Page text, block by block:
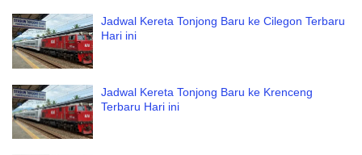
Jadwal Kereta Tonjong Baru ke Cilegon Terbaru
Hari ini
Jadwal Kereta Tonjong Baru ke Krenceng
Terbaru Hari ini